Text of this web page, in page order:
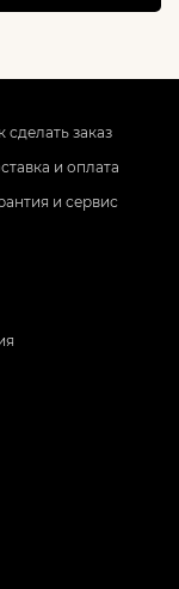
сделать заказ
и оплата
и сервис